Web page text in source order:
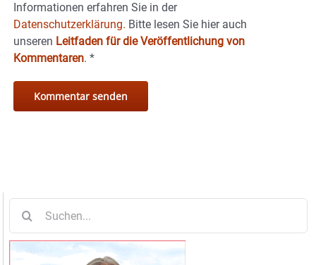
Informationen erfahren Sie in der
Datenschutzerklärung. Bitte lesen Sie hier auch
unseren Leitfaden für die Veröffentlichung von
Kommentaren. *
nach: